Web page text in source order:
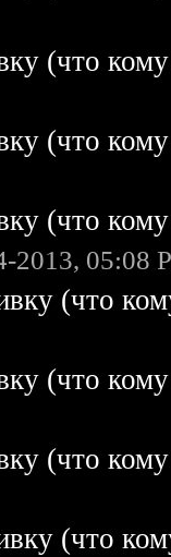
(что
(что
(что
2013, 05:08
(что
(что
(что
(что